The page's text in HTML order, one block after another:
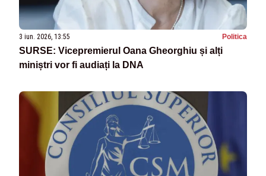
3 iun. 2026, 13:55 Politica
SURSE: Vicepremierul Oana Gheorghiu și alți
miniștri vor fi audiați la DNA